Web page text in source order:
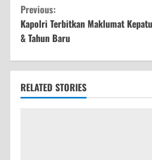
C
o
n
t
i
Previous:
Kapolri Terbitkan Maklumat
& Tahun Baru
RELATED STORIES